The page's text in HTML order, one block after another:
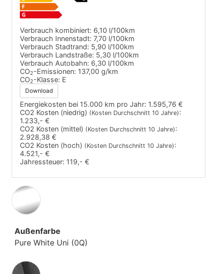
Verbrauch kombiniert: 6,10 l/100km
Verbrauch Innenstadt: 7,70 l/100km
Verbrauch Stadtrand: 5,90 l/100km
Verbrauch Landstraße: 5,30 l/100km
Verbrauch Autobahn: 6,30 l/100km
CO2-Emissionen: 137,00 g/km
CO2-Klasse: E
Download
Energiekosten bei 15.000 km pro Jahr: 1.595,76 €
CO2 Kosten (niedrig) (Kosten Durchschnitt 10 Jahre):
1.233,- €
CO2 Kosten (mittel) (Kosten Durchschnitt 10 Jahre):
2.928,38 €
CO2 Kosten (hoch) (Kosten Durchschnitt 10 Jahre):
4.521,- €
Jahressteuer: 119,- €
Außenfarbe
Pure White Uni (0Q)
Innenausstattung